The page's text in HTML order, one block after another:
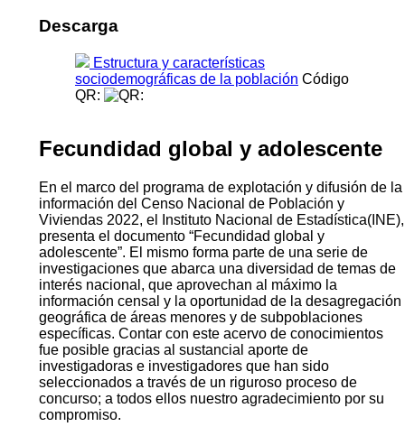
Descarga
Estructura y características
sociodemográficas de la población Código
QR:
Fecundidad global y adolescente
En el marco del programa de explotación y difusión de la
información del Censo Nacional de Población y
Viviendas 2022, el Instituto Nacional de Estadística(INE),
presenta el documento “Fecundidad global y
adolescente”. El mismo forma parte de una serie de
investigaciones que abarca una diversidad de temas de
interés nacional, que aprovechan al máximo la
información censal y la oportunidad de la desagregación
geográfica de áreas menores y de subpoblaciones
específicas. Contar con este acervo de conocimientos
fue posible gracias al sustancial aporte de
investigadoras e investigadores que han sido
seleccionados a través de un riguroso proceso de
concurso; a todos ellos nuestro agradecimiento por su
compromiso.